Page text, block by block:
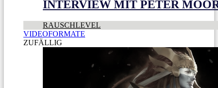
INTERVIEW MIT PETER
RAUSCHLEVEL
VIDEOFORMATE
ZUFÄLLIG